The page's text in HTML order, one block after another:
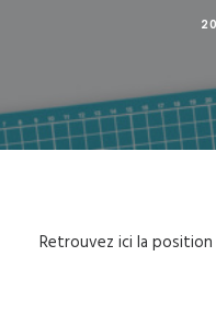
Retrouvez ici la